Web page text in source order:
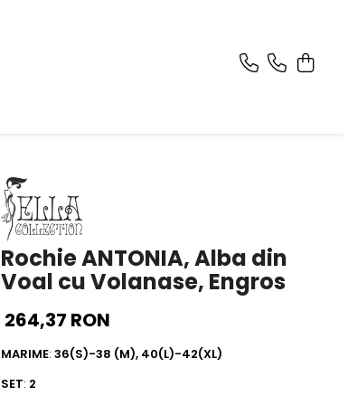
Rochie ANTONIA, Alba din
Voal cu Volanase, Engros
264,37 RON
MARIME:36(S)-38 (M), 40(L)-42(XL)
SET: 2